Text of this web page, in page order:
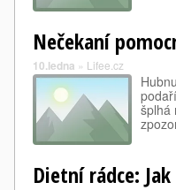
Nečekaní
10.ledna » Lifee.cz
šplhá
Dietní rádce: